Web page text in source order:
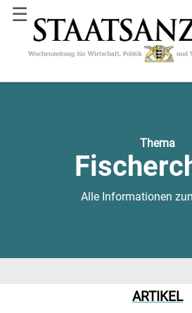
☰
Thema
Alle Informationen
ARTIKEL